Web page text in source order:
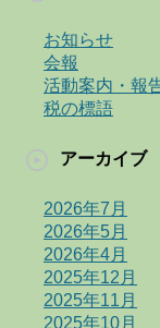
お知らせ
会報
活動案内・報
税の標語
アーカイブ
2026年7月
2026年5月
2026年4月
2025年12月
2025年11月
2025年10月